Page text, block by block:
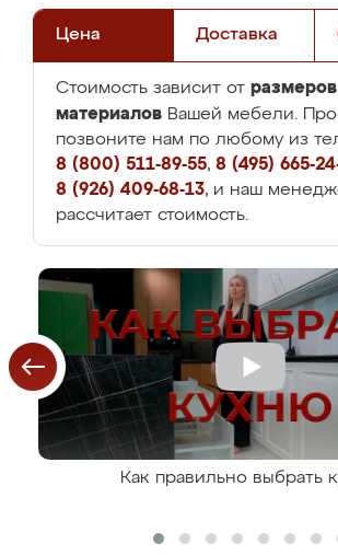
Цена Доставка
Стоимость зависит от
материалов Вашей мебели.
позвоните нам по любому из
8 (800) 511-89-55, 8 (495) 665-
8 (926) 409-68-13, и наш
рассчитает стоимость.
Как правильно выбрать